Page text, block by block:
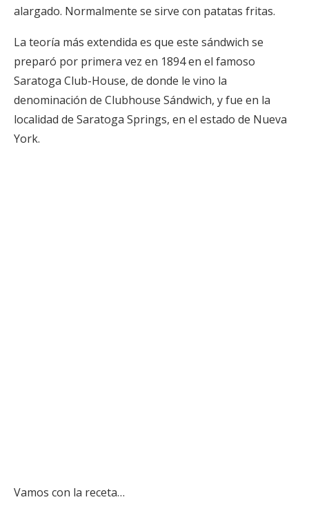
alargado. Normalmente se sirve con patatas fritas.
La teoría más extendida es que este sándwich se
preparó por primera vez en 1894 en el famoso
Saratoga Club-House, de donde le vino la
denominación de Clubhouse Sándwich, y fue en la
localidad de Saratoga Springs, en el estado de Nueva
York.
Vamos con la receta…